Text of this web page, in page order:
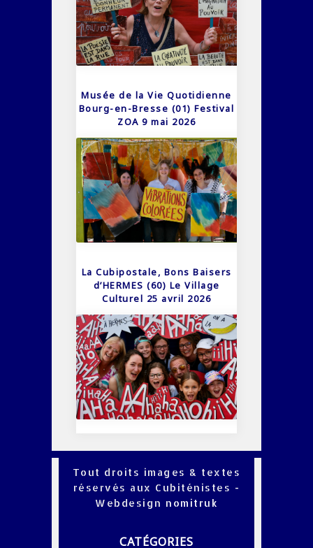
Musée de la Vie Quotidienne
Bourg-en-Bresse (01) Festival
ZOA 9 mai 2026
La Cubipostale, Bons Baisers
d’HERMES (60) Le Village
Culturel 25 avril 2026
Tout droits images & textes
réservés aux Cubiténistes -
Webdesign nomitruk
CATÉGORIES